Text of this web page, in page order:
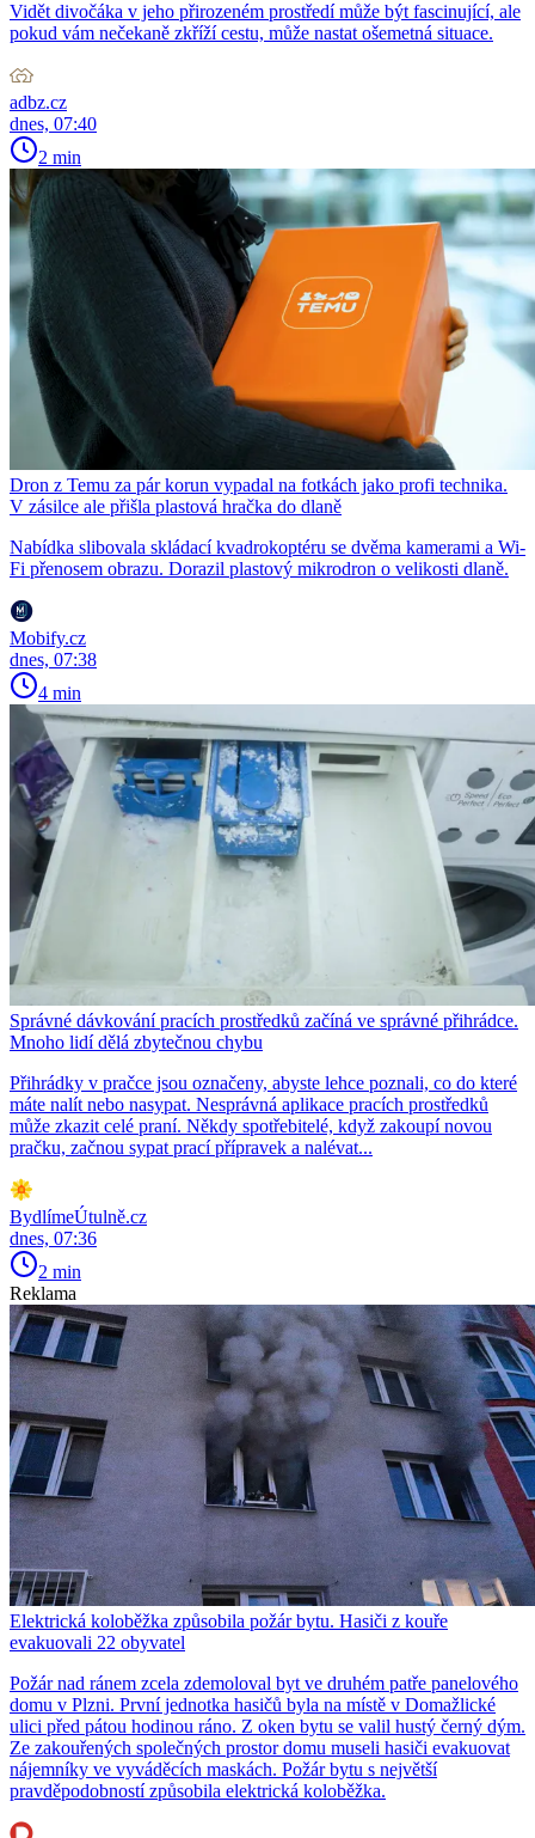
Vidět divočáka v jeho přirozeném prostředí může být fascinující, ale
pokud vám nečekaně zkříží cestu, může nastat ošemetná situace.
adbz.cz
dnes, 07:40
2 min
Dron z Temu za pár korun vypadal na fotkách jako profi technika.
V zásilce ale přišla plastová hračka do dlaně
Nabídka slibovala skládací kvadrokoptéru se dvěma kamerami a Wi-
Fi přenosem obrazu. Dorazil plastový mikrodron o velikosti dlaně.
Mobify.cz
dnes, 07:38
4 min
Správné dávkování pracích prostředků začíná ve správné přihrádce.
Mnoho lidí dělá zbytečnou chybu
Přihrádky v pračce jsou označeny, abyste lehce poznali, co do které
máte nalít nebo nasypat. Nesprávná aplikace pracích prostředků
může zkazit celé praní. Někdy spotřebitelé, když zakoupí novou
pračku, začnou sypat prací přípravek a nalévat...
BydlímeÚtulně.cz
dnes, 07:36
2 min
Reklama
Elektrická koloběžka způsobila požár bytu. Hasiči z kouře
evakuovali 22 obyvatel
Požár nad ránem zcela zdemoloval byt ve druhém patře panelového
domu v Plzni. První jednotka hasičů byla na místě v Domažlické
ulici před pátou hodinou ráno. Z oken bytu se valil hustý černý dým.
Ze zakouřených společných prostor domu museli hasiči evakuovat
nájemníky ve vyváděcích maskách. Požár bytu s největší
pravděpodobností způsobila elektrická koloběžka.